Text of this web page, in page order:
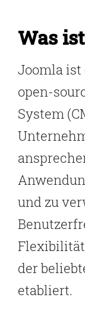
Was
Joomla ist
open-
System
und zu
Flexibilität
der
etabliert.